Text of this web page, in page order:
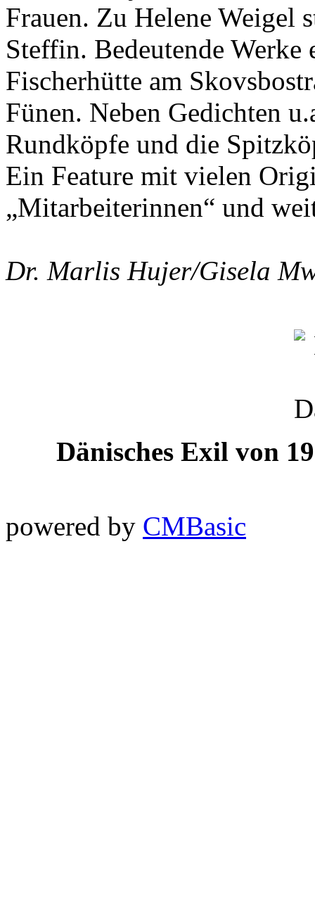
Frauen. Zu Helene Weigel
Steffin. Bedeutende Werke
Fischerhütte am
Fünen. Neben Gedichten
Rundköpfe und die
Ein Feature mit vielen
„Mitarbeiterinnen“ und
Dr. Marlis Hujer/Gisela
Dänisches Exil von
powered by CMBasic